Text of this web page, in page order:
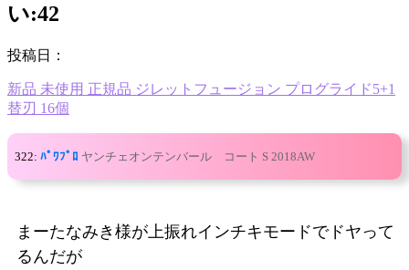
い:42
投稿日：
新品 未使用 正規品 ジレットフュージョン プログライド5+1
替刃 16個
322: ﾊﾟﾜﾌﾟﾛ ヤンチェオンテンバール コート S 2018AW
まーたなみき様が上振れインチキモードでドヤって
るんだが